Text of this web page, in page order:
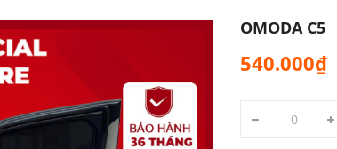
OMODA C5
540.000₫